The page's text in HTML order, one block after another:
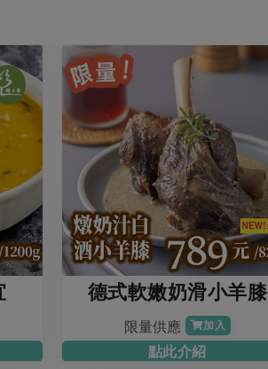
德式軟嫩奶滑小羊膝
限量供應 加入
點此介紹